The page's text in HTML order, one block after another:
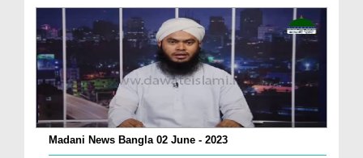
Madani News Bangla 02 June - 2023